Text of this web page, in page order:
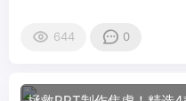
644 0